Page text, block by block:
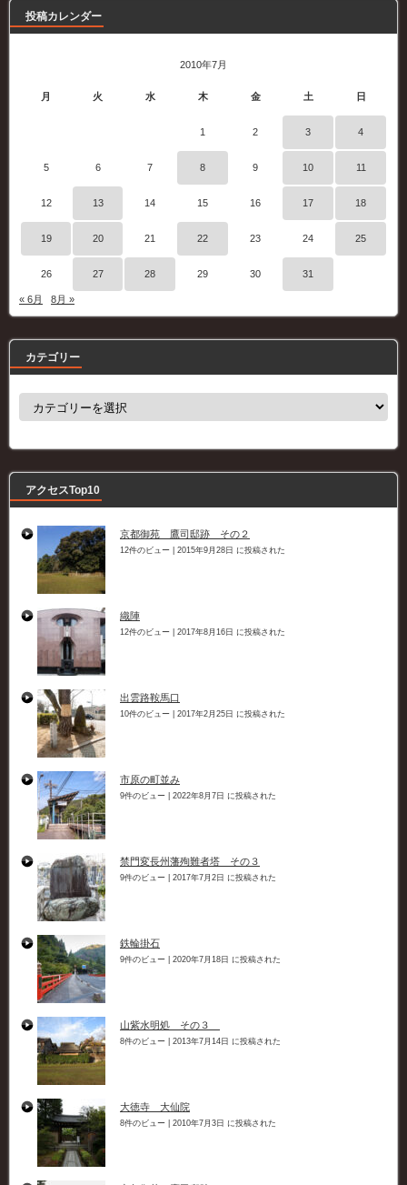
投稿カレンダー
2010年7月
月 火 水 木 金 土 日
1 2 3 4
5 6 7 8 9 10 11
12 13 14 15 16 17 18
19 20 21 22 23 24 25
26 27 28 29 30 31
« 6月 8月 »
カテゴリー
カ
ー
アクセスTop10
京都御苑 鷹司邸跡 その２
12件のビュー 2015年9月28日 に投稿された
織陣
12件のビュー 2017年8月16日 に投稿された
出雲路鞍馬口
10件のビュー 2017年2月25日 に投稿された
市原の町並み
9件のビュー 2022年8月7日 に投稿された
禁門変長州藩殉難者塔 その３
9件のビュー 2017年7月2日 に投稿された
鉄輪掛石
9件のビュー 2020年7月18日 に投稿された
山紫水明処 その３
8件のビュー 2013年7月14日 に投稿された
大徳寺 大仙院
8件のビュー 2010年7月3日 に投稿された